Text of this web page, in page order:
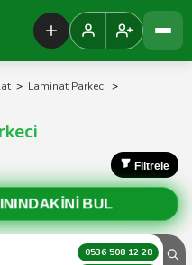
> Laminat Parkeci >
Filtrele
BUL
0536 508 12 28